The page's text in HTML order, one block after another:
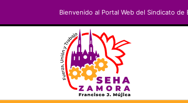
Bienvenido al Portal Web del Sindicato